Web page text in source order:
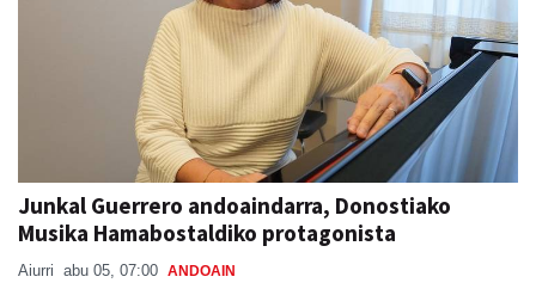
Junkal Guerrero andoaindarra, Donostiako
Musika Hamabostaldiko protagonista
Aiurri abu 05, 07:00 ANDOAIN